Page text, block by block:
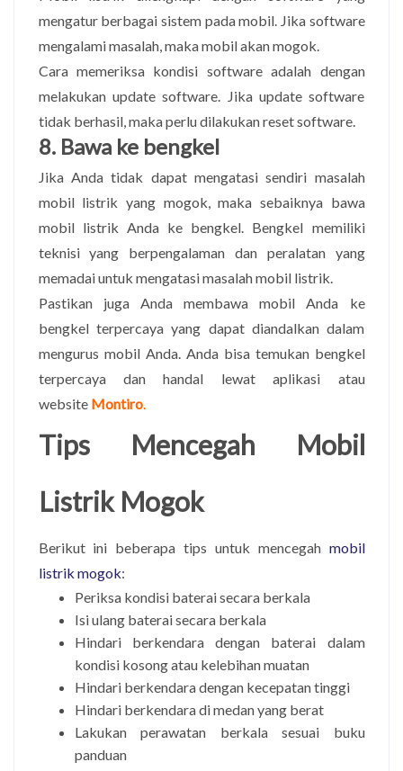
mengatur berbagai sistem pada mobil. Jika software
mengalami masalah, maka mobil akan mogok.
Cara memeriksa kondisi software adalah dengan
melakukan update software. Jika update software
tidak berhasil, maka perlu dilakukan reset software.
8. Bawa ke bengkel
Jika Anda tidak dapat mengatasi sendiri masalah
mobil listrik yang mogok, maka sebaiknya bawa
mobil listrik Anda ke bengkel. Bengkel memiliki
teknisi yang berpengalaman dan peralatan yang
memadai untuk mengatasi masalah mobil listrik.
Pastikan juga Anda membawa mobil Anda ke
bengkel terpercaya yang dapat diandalkan dalam
mengurus mobil Anda. Anda bisa temukan bengkel
terpercaya dan handal lewat aplikasi atau
website Montiro.
Tips Mencegah Mobil
Listrik Mogok
Berikut ini beberapa tips untuk mencegah mobil
listrik mogok:
Periksa kondisi baterai secara berkala
Isi ulang baterai secara berkala
Hindari berkendara dengan baterai dalam
kondisi kosong atau kelebihan muatan
Hindari berkendara dengan kecepatan tinggi
Hindari berkendara di medan yang berat
Lakukan perawatan berkala sesuai buku
panduan